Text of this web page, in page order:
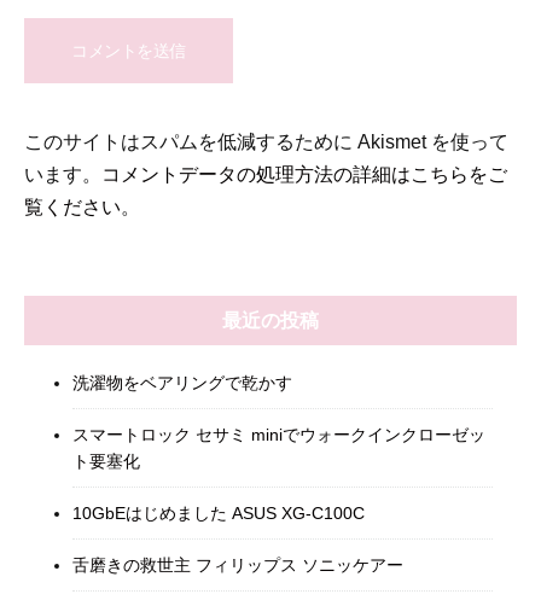
このサイトはスパムを低減するために Akismet を使って
います。
コメントデータの処理方法の詳細はこちらをご
覧ください。
最近の投稿
洗濯物をベアリングで乾かす
スマートロック セサミ miniでウォークインクローゼッ
ト要塞化
10GbEはじめました ASUS XG-C100C
舌磨きの救世主 フィリップス ソニッケアー